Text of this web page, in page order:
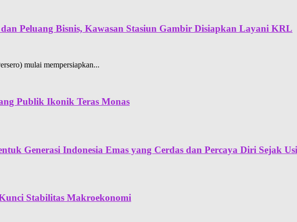
Peluang Bisnis, Kawasan Stasiun Gambir Disiapkan Layani KRL
mulai mempersiapkan...
Publik Ikonik Teras Monas
Generasi Indonesia Emas yang Cerdas dan Percaya Diri Sejak
Stabilitas Makroekonomi